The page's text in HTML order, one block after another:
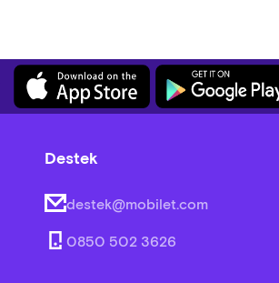
Destek
destek@mobilet.com
0850 502 3626